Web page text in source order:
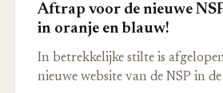
Aftrap voor de nieuwe
in oranje en blauw!
In betrekkelijke stilte is
nieuwe website van de NSP in